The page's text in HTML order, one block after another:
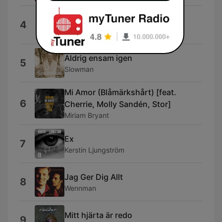
4 Sommartid
Maja Ivarsson
5 Aldrig ensam igen
Slowman
6
Mi Amor (Blåmärkshårt) [feat.
Cherrie, Molly Sandén, Stor]
Miriam Bryant
7 Ex
Kerstin Ljungström
8 Jag Ger Dig Allt
Wennman
Mitt hjärta är redo